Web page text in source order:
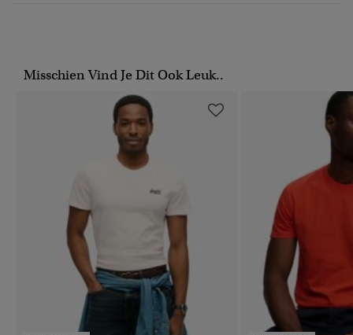
Misschien Vind Je Dit Ook Leuk..